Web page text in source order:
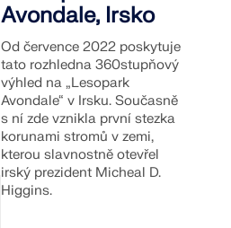
Avondale, Irsko
Od července 2022 poskytuje
tato rozhledna 360stupňový
výhled na „Lesopark
Avondale“ v Irsku. Současně
s ní zde vznikla první stezka
korunami stromů v zemi,
kterou slavnostně otevřel
irský prezident Micheal D.
Higgins.